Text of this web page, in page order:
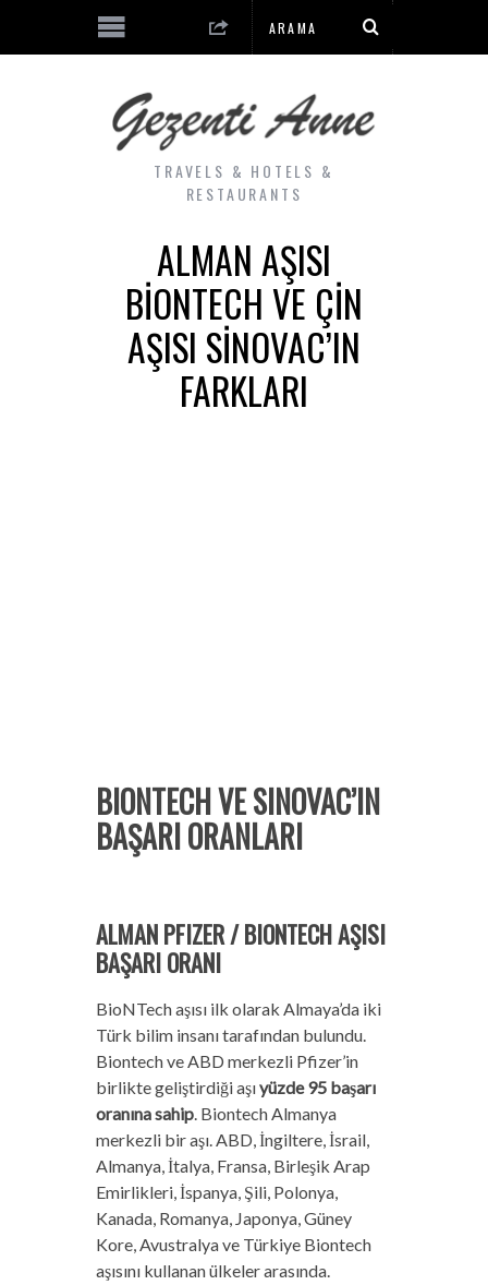
TRAVELS & HOTELS &
RESTAURANTS
ALMAN AŞISI
BIONTECH VE ÇIN
AŞISI SINOVAC’IN
FARKLARI
BIONTECH VE SINOVAC’IN
BAŞARI ORANLARI
ALMAN PFIZER / BIONTECH AŞISI
BAŞARI ORANI
BioNTech aşısı ilk olarak Almaya’da iki
Türk bilim insanı tarafından bulundu.
Biontech ve ABD merkezli Pfizer’in
birlikte geliştirdiği aşıyüzde 95 başarı
oranına sahip. Biontech Almanya
merkezli bir aşı. ABD, İngiltere, İsrail,
Almanya, İtalya, Fransa, Birleşik Arap
Emirlikleri, İspanya, Şili, Polonya,
Kanada, Romanya, Japonya, Güney
Kore, Avustralya ve Türkiye Biontech
aşısını kullanan ülkeler arasında.